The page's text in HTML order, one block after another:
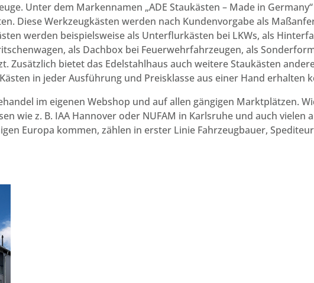
Unter dem Markennamen „ADE Staukästen – Made in
Diese Werkzeugkästen werden nach Kundenvorgabe als
werden beispielsweise als Unterflurkästen bei LKWs, als
als Dachbox bei Feuerwehrfahrzeugen, als
Zusätzlich bietet das Edelstahlhaus auch weitere Staukästen
in jeder Ausführung und Preisklasse aus einer Hand erhalten
im eigenen Webshop und auf allen gängigen Marktplätzen.
wie z. B. IAA Hannover oder NUFAM in Karlsruhe und auch vielen
Europa kommen, zählen in erster Linie Fahrzeugbauer,